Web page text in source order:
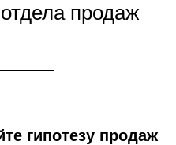
продаж
гипотезу продаж